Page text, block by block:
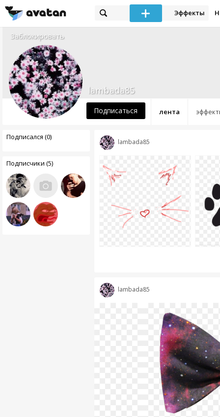
Эффекты
Заблокировать
лента
lambada85
Подписаться
Подписался (0)
Подписчики (5)
lambada85
lambada85